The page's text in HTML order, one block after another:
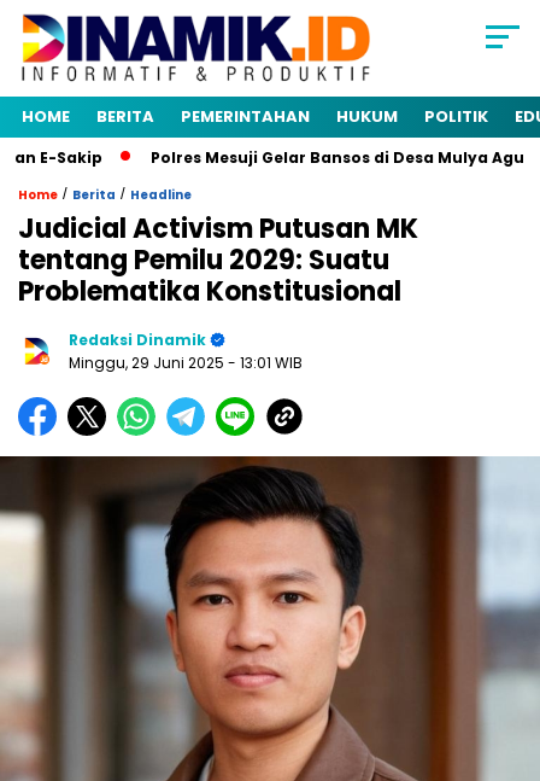
HOME BERITA PEMERINTAHAN HUKUM POLITIK
Sakip Polres Mesuji Gelar Bansos di Desa Mulya Agung,
Home / Berita / Headline
Judicial Activism Putusan MK
tentang Pemilu 2029: Suatu
Problematika Konstitusional
Redaksi Dinamik
Minggu, 29 Juni 2025 - 13:01 WIB